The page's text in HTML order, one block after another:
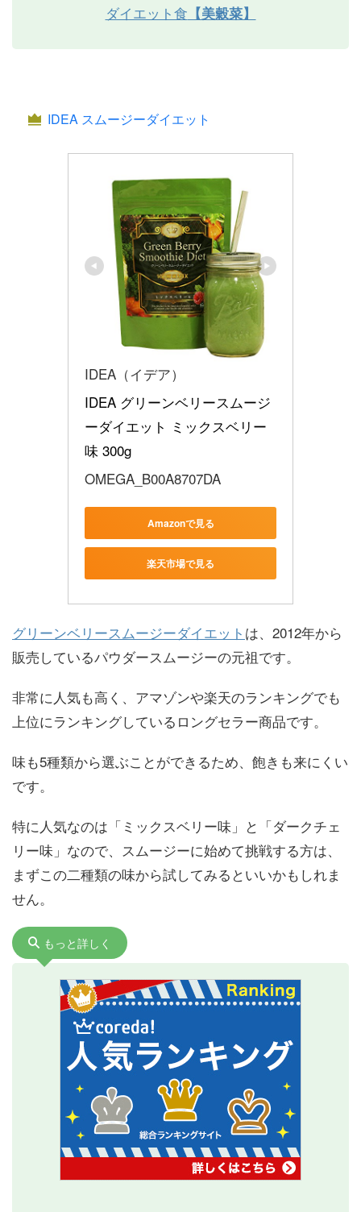
ダイエット食 【美穀菜】
IDEA スムージーダイエット
IDEA（イデア）
IDEA グリーンベリースムージ
ーダイエット ミックスベリー
味 300g
OMEGA_B00A8707DA
Amazonで見る
楽天市場で見る
グリーンベリースムージーダイエット は、2012年から
販売しているパウダースムージーの元祖です。
非常に人気も高く、アマゾンや楽天のランキングでも
上位にランキングしているロングセラー商品です。
味も5種類から選ぶことができるため、飽きも来にくい
です。
特に人気なのは「ミックスベリー味」と「ダークチェ
リー味」なので、スムージーに始めて挑戦する方は、
まずこの二種類の味から試してみるといいかもしれま
せん。
もっと詳しく